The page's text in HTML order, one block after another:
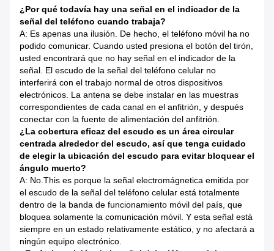
¿Por qué todavía hay una señal en el indicador de la
señal del teléfono cuando trabaja?
A: Es apenas una ilusión. De hecho, el teléfono móvil ha no
podido comunicar. Cuando usted presiona el botón del tirón,
usted encontrará que no hay señal en el indicador de la
señal. El escudo de la señal del teléfono celular no
interferirá con el trabajo normal de otros dispositivos
electrónicos. La antena se debe instalar en las muestras
correspondientes de cada canal en el anfitrión, y después
conectar con la fuente de alimentación del anfitrión.
¿La cobertura eficaz del escudo es un área circular
centrada alrededor del escudo, así que tenga cuidado
de elegir la ubicación del escudo para evitar bloquear el
ángulo muerto?
A: No.This es porque la señal electromágnetica emitida por
el escudo de la señal del teléfono celular está totalmente
dentro de la banda de funcionamiento móvil del país, que
bloquea solamente la comunicación móvil. Y esta señal está
siempre en un estado relativamente estático, y no afectará a
ningún equipo electrónico.